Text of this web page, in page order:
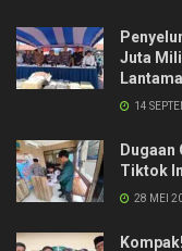
Juta
14
Dugaan
Tiktok
28 MEI